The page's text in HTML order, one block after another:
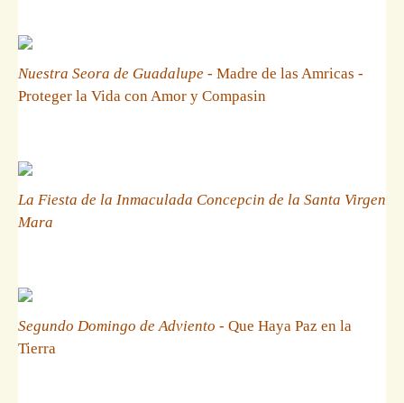
Nuestra Seora de Guadalupe - Madre de las Amricas -
Proteger la Vida con Amor y Compasin
La Fiesta de la Inmaculada Concepcin de la Santa Virgen
Mara
Segundo Domingo de Adviento - Que Haya Paz en la
Tierra